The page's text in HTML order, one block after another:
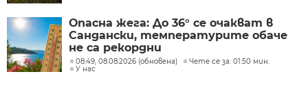
Опасна жега: До 36° се очакват в
Сандански, температурите обаче
не са рекордни
08:49, 08.08.2026 (обновена)
Чете се за: 01:50 мин.
У нас